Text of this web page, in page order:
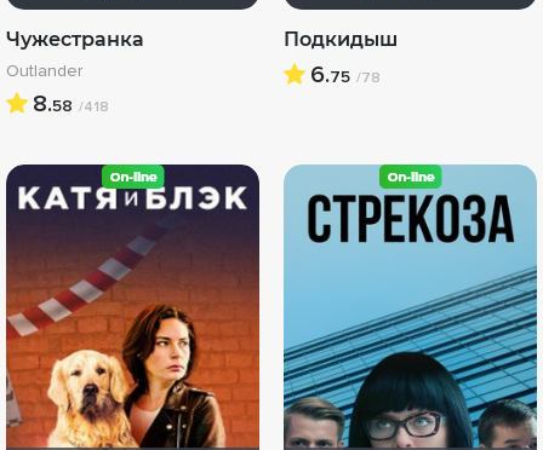
Чужестранка
Outlander
8.58 /418
Подкидыш
6.75 /78